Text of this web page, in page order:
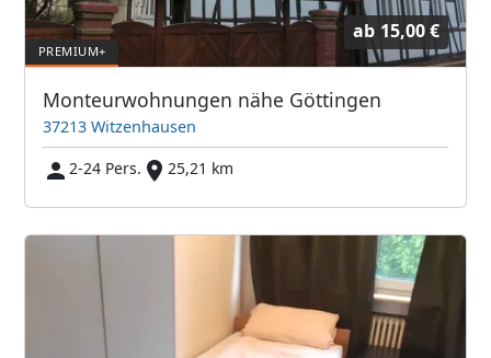
ab 15,00 €
Monteurwohnungen nähe Göttingen
37213 Witzenhausen
2-24 Pers.
25,21 km